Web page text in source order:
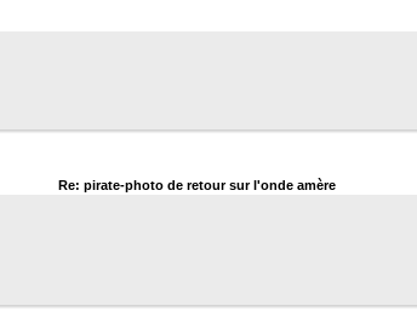
Re: pirate-photo de retour sur l'onde amère